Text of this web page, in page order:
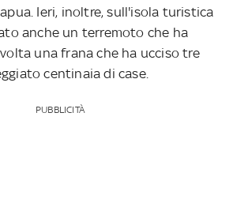
Ieri, inoltre, sull'isola turistica
anche un terremoto che ha
una frana che ha ucciso tre
centinaia di case.
PUBBLICITÀ